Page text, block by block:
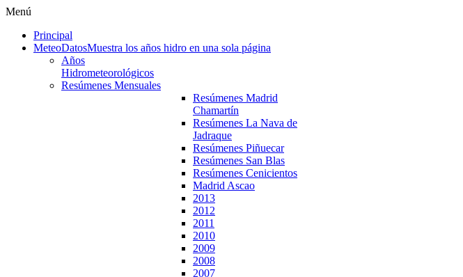
Menú
Principal
MeteoDatosMuestra los años hidro en una sola página
Años
Hidrometeorológicos
Resúmenes Mensuales
Resúmenes Madrid
Chamartín
Resúmenes La Nava de
Jadraque
Resúmenes Piñuecar
Resúmenes San Blas
Resúmenes Cenicientos
Madrid Ascao
2013
2012
2011
2010
2009
2008
2007